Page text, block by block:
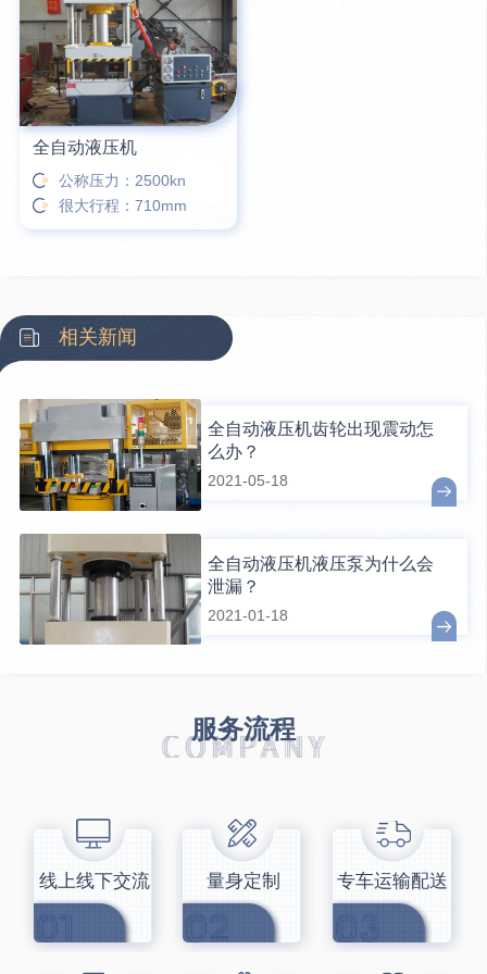
全自动液压机
公称压力：2500kn
很大行程：710mm
相关新闻
全自动液压机齿轮出现震动怎
么办？
2021-05-18
全自动液压机液压泵为什么会
泄漏？
2021-01-18
服务流程
线上线下交流 量身定制 专车运输配送